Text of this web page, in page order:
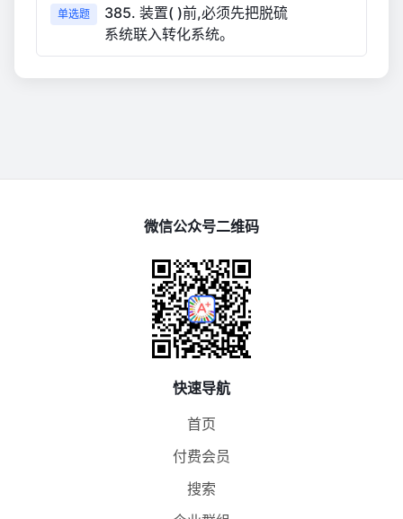
单选题
385. 装置( )前,必须先把脱硫
系统联入转化系统。
微信公众号二维码
快速导航
首页
付费会员
搜索